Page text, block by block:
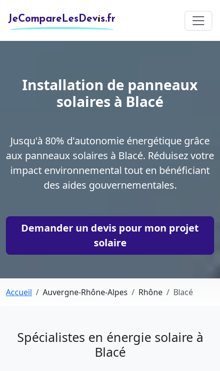
JeCompareLesDevis.fr
Installation de panneaux
solaires à Blacé
Jusqu'à 80% d'autonomie énergétique grâce
aux panneaux solaires à Blacé. Réduisez votre
impact environnemental tout en bénéficiant
des aides gouvernementales.
Demander un devis pour mon projet
solaire
Accueil Auvergne-Rhône-Alpes Rhône Blacé
Spécialistes en énergie solaire à
Blacé